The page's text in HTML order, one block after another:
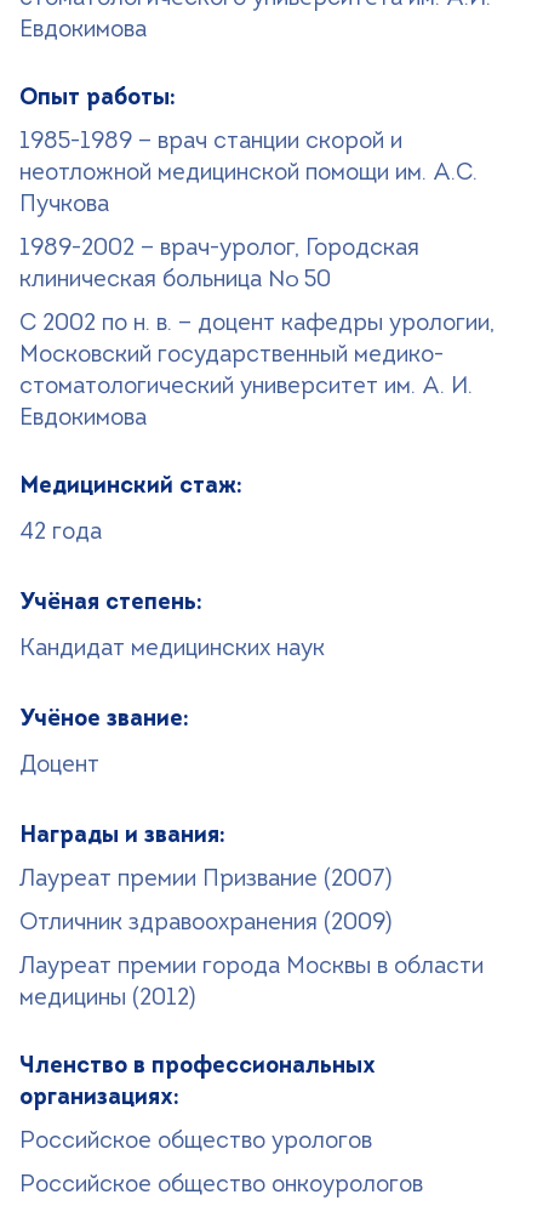
Евдокимова
Опыт работы:
1985-1989 — врач станции скорой и
неотложной медицинской помощи им. А.С.
Пучкова
1989-2002 — врач-уролог, Городская
клиническая больница № 50
С 2002 по н. в. — доцент кафедры урологии,
Московский государственный медико-
стоматологический университет им. А. И.
Евдокимова
Медицинский стаж:
42 года
Учёная степень:
Кандидат медицинских наук
Учёное звание:
Доцент
Награды и звания:
Лауреат премии Призвание (2007)
Отличник здравоохранения (2009)
Лауреат премии города Москвы в области
медицины (2012)
Членство в профессиональных
организациях:
Российское общество урологов
Российское общество онкоурологов